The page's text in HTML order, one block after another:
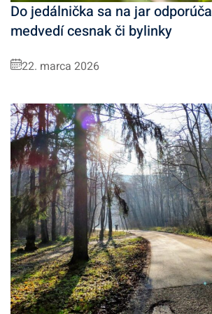
Do jedálnička sa na jar
medvedí cesnak či bylinky
22. marca 2026